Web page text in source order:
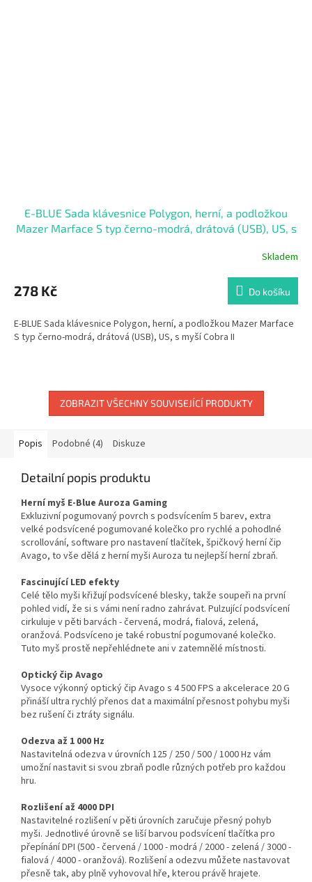
E-BLUE Sada klávesnice Polygon, herní, a podložkou
Mazer Marface S typ černo-modrá, drátová (USB), US, s
Skladem
278 Kč Do košíku
E-BLUE Sada klávesnice Polygon, herní, a podložkou Mazer Marface
S typ černo-modrá, drátová (USB), US, s myší Cobra II
ZOBRAZIT VŠECHNY SOUVISEJÍCÍ PRODUKTY
Popis Podobné (4) Diskuze
Detailní popis produktu
Herní myš E-Blue Auroza Gaming
Exkluzivní pogumovaný povrch s podsvícením 5 barev, extra
velké podsvícené pogumované kolečko pro rychlé a pohodlné
scrollování, software pro nastavení tlačítek, špičkový herní čip
Avago, to vše dělá z herní myši Auroza tu nejlepší herní zbraň.
Fascinující LED efekty
Celé tělo myši křižují podsvícené blesky, takže soupeři na první
pohled vidí, že si s vámi není radno zahrávat. Pulzující podsvícení
cirkuluje v pěti barvách - červená, modrá, fialová, zelená,
oranžová. Podsvíceno je také robustní pogumované kolečko.
Tuto myš prostě nepřehlédnete ani v zatemnělé místnosti.
Optický čip Avago
Vysoce výkonný optický čip Avago s 4 500 FPS a akcelerace 20 G
přináší ultra rychlý přenos dat a maximální přesnost pohybu myši
bez rušení či ztráty signálu.
Odezva až 1 000 Hz
Nastavitelná odezva v úrovních 125 / 250 / 500 / 1000 Hz vám
umožní nastavit si svou zbraň podle různých potřeb pro každou
hru.
Rozlišení až 4000 DPI
Nastavitelné rozlišení v pěti úrovních zaručuje přesný pohyb
myši. Jednotlivé úrovně se liší barvou podsvícení tlačítka pro
přepínání DPI (500 - červená / 1000 - modrá / 2000 - zelená / 3000 -
fialová / 4000 - oranžová). Rozlišení a odezvu můžete nastavovat
přesně tak, aby plně vyhovoval hře, kterou právě hrajete.